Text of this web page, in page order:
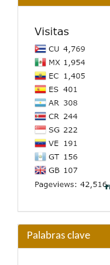
Palabras clave